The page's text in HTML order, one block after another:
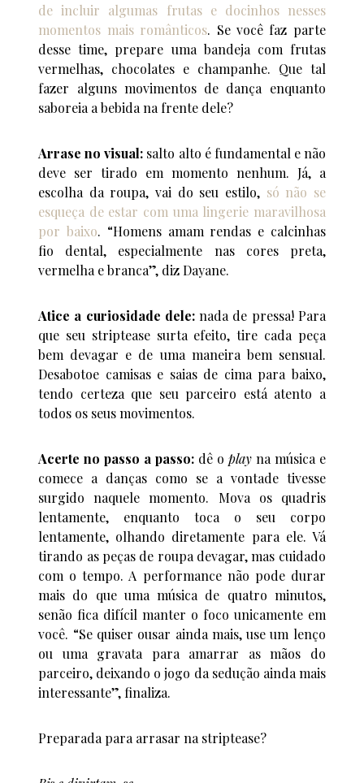
de incluir algumas frutas e docinhos nesses
momentos mais românticos. Se você faz parte
desse time, prepare uma bandeja com frutas
vermelhas, chocolates e champanhe. Que tal
fazer alguns movimentos de dança enquanto
saboreia a bebida na frente dele?
Arrase no visual: salto alto é fundamental e não
deve ser tirado em momento nenhum. Já, a
escolha da roupa, vai do seu estilo, só não se
esqueça de estar com uma lingerie maravilhosa
por baixo. “Homens amam rendas e calcinhas
fio dental, especialmente nas cores preta,
vermelha e branca”, diz Dayane.
Atice a curiosidade dele:nada de pressa! Para
que seu striptease surta efeito, tire cada peça
bem devagar e de uma maneira bem sensual.
Desabotoe camisas e saias de cima para baixo,
tendo certeza que seu parceiro está atento a
todos os seus movimentos.
Acerte no passo a passo: dê o playna música e
comece a danças como se a vontade tivesse
surgido naquele momento. Mova os quadris
lentamente, enquanto toca o seu corpo
lentamente, olhando diretamente para ele. Vá
tirando as peças de roupa devagar, mas cuidado
com o tempo. A performance não pode durar
mais do que uma música de quatro minutos,
senão fica difícil manter o foco unicamente em
você. “Se quiser ousar ainda mais, use um lenço
ou uma gravata para amarrar as mãos do
parceiro, deixando o jogo da sedução ainda mais
interessante”, finaliza.
Preparada para arrasar na striptease?